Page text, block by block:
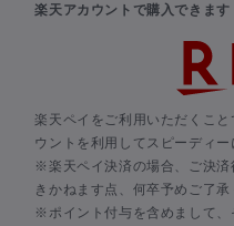
楽天アカウントで購入できます
楽天ペイをご利用いただくこ
ウントを利用してスピーディー
※楽天ペイ決済の場合、ご決
きかねます点、何卒予めご了承
※ポイント付与を含めまして